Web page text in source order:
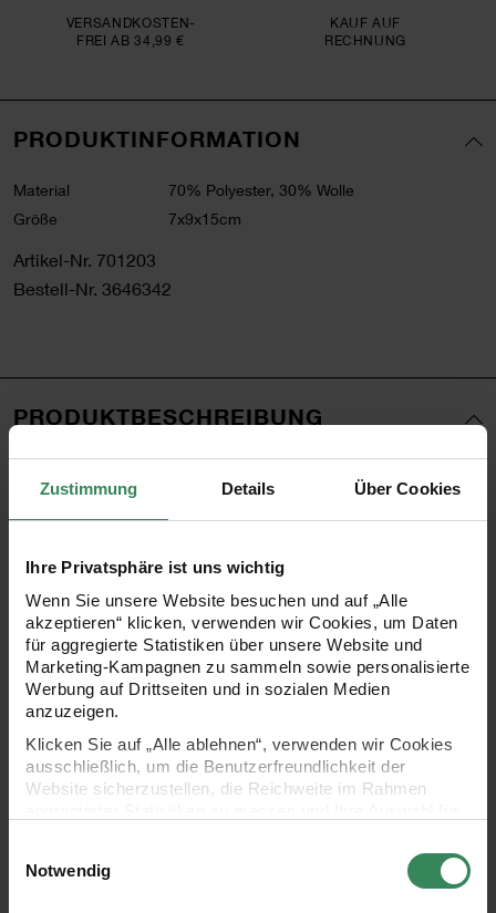
Zustimmung Details Über Cookies
Ihre Privatsphäre ist uns wichtig
Wenn Sie unsere Website besuchen und auf „Alle
akzeptieren“ klicken, verwenden wir Cookies, um Daten
für aggregierte Statistiken über unsere Website und
Marketing-Kampagnen zu sammeln sowie personalisierte
Werbung auf Drittseiten und in sozialen Medien
anzuzeigen.
Klicken Sie auf „Alle ablehnen“, verwenden wir Cookies
ausschließlich, um die Benutzerfreundlichkeit der
Website sicherzustellen, die Reichweite im Rahmen
Ihre Einwilligung ist freiwillig und kann jederzeit über den
Link „Cookie-Einstellungen“ im Fußbereich der Seite
Notwendig
VERSAND­KOSTEN­
FREI AB 34,99 €
KAUF AUF
RECHNUNG
PRODUKTINFORMATION
Material
70% Polyester, 30% Wolle
Größe
7x9x15cm
Artikel-Nr. 701203
Bestell-Nr. 3646342
PRODUKTBESCHREIBUNG
mein-nicht bringt den Charme des Frühlings in die eigenen
und sorgt mit seinem verspielten Design sofort für gute
Laune. Ob als fröhliche Osterdekoration, zum Anhängen an
Sträußen oder als liebevolles Geschenk für die Liebsten –
der Filz-Hase bringt die Frühlingsstimmung nach Hause.
- ideal zum Dekorieren im Frühling